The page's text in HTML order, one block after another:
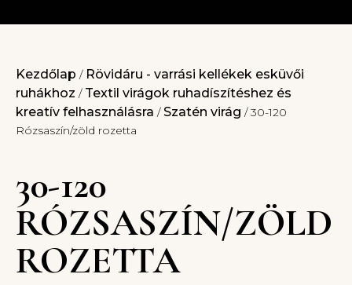
Kezdőlap / Rövidáru - varrási kellékek esküvői
ruhákhoz / Textil virágok ruhadíszítéshez és
kreatív felhasználásra /Szatén virág / 30-120
Rózsaszín/zöld rozetta
30-120
RÓZSASZÍN/ZÖLD
ROZETTA